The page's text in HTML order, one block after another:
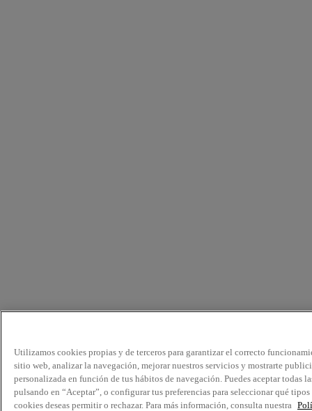
Utilizamos cookies propias y de terceros para garantizar el correcto
sitio web, analizar la navegación, mejorar nuestros servicios y mostrarte
personalizada en función de tus hábitos de navegación. Puedes aceptar todas
pulsando en “Aceptar”, o configurar tus preferencias para seleccionar qué tipos
cookies deseas permitir o rechazar. Para más información, consulta nuestra